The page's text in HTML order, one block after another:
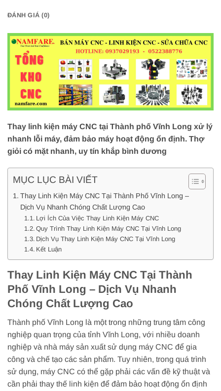
ĐÁNH GIÁ (0)
Thay linh kiện máy CNC tại Thành phố Vĩnh Long xử lý
nhanh lỗi máy, đảm bảo máy hoạt động ổn định. Thợ
giỏi có mặt nhanh, uy tín khắp bình dương
MỤC LỤC BÀI VIẾT
Thay Linh Kiện Máy CNC Tại Thành Phố Vĩnh Long –
Dịch Vụ Nhanh Chóng Chất Lượng Cao
Lợi Ích Của Việc Thay Linh Kiện Máy CNC
Quy Trình Thay Linh Kiện Máy CNC Tại Vĩnh Long
Dịch Vụ Thay Linh Kiện Máy CNC Tại Vĩnh Long
Kết Luận
Thay Linh Kiện Máy CNC Tại Thành
Phố Vĩnh Long – Dịch Vụ Nhanh
Chóng Chất Lượng Cao
Thành phố Vĩnh Long là một trong những trung tâm công
nghiệp quan trọng của tỉnh Vĩnh Long, với nhiều doanh
nghiệp và nhà máy sản xuất sử dụng máy CNC để gia
công và chế tạo các sản phẩm. Tuy nhiên, trong quá trình
sử dụng, máy CNC có thể gặp phải các vấn đề kỹ thuật và
cần phải thay thế linh kiện để đảm bảo hoạt động ổn định